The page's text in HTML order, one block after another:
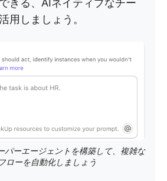
きる、AIネイティブなチー
用しましょう。
パーエージェントを構築して、複雑な
ローを自動化しましょう